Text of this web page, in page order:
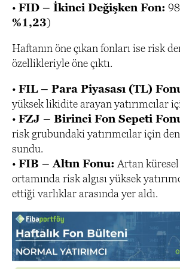
• FID – İkinci Değişken Fon:
%1,23)
Haftanın öne çıkan fonları ise risk
özellikleriyle öne çıktı.
• FIL – Para Piyasası (TL)
yüksek likidite arayan yatırımcılar
• FZJ – Birinci Fon Sepeti
risk grubundaki yatırımcılar için
sundu.
• FIB – Altın Fonu: Artan
ortamında risk algısı yüksek
ettiği varlıklar arasında yer aldı.